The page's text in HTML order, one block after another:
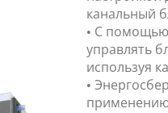
канальный
• С
управлять
используя
•
применению